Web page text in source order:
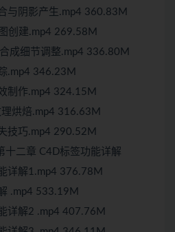
与阴影产生.mp4 360.83M
创建.mp4 269.58M
成细节调整.mp4 336.80M
.mp4 346.23M
制作.mp4 324.15M
烘焙.mp4 316.63M
技巧.mp4 290.52M
十二章 C4D标签功能详解
详解1.mp4 376.78M
.mp4 533.19M
详解2 .mp4 407.76M